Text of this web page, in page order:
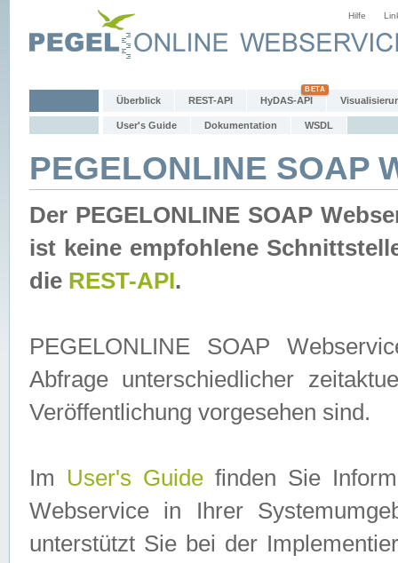
Hilfe
Überblick REST-API HyDAS-API
User's Guide Dokumentation WSDL
PEGELONLINE SOAP
Der PEGELONLINE SOAP
ist keine empfohlene
die REST-API.
PEGELONLINE SOAP
Abfrage unterschiedlicher
Veröffentlichung vorgesehen sind.
Im User's Guidefinden Sie
Webservice in Ihrer
unterstützt Sie bei der